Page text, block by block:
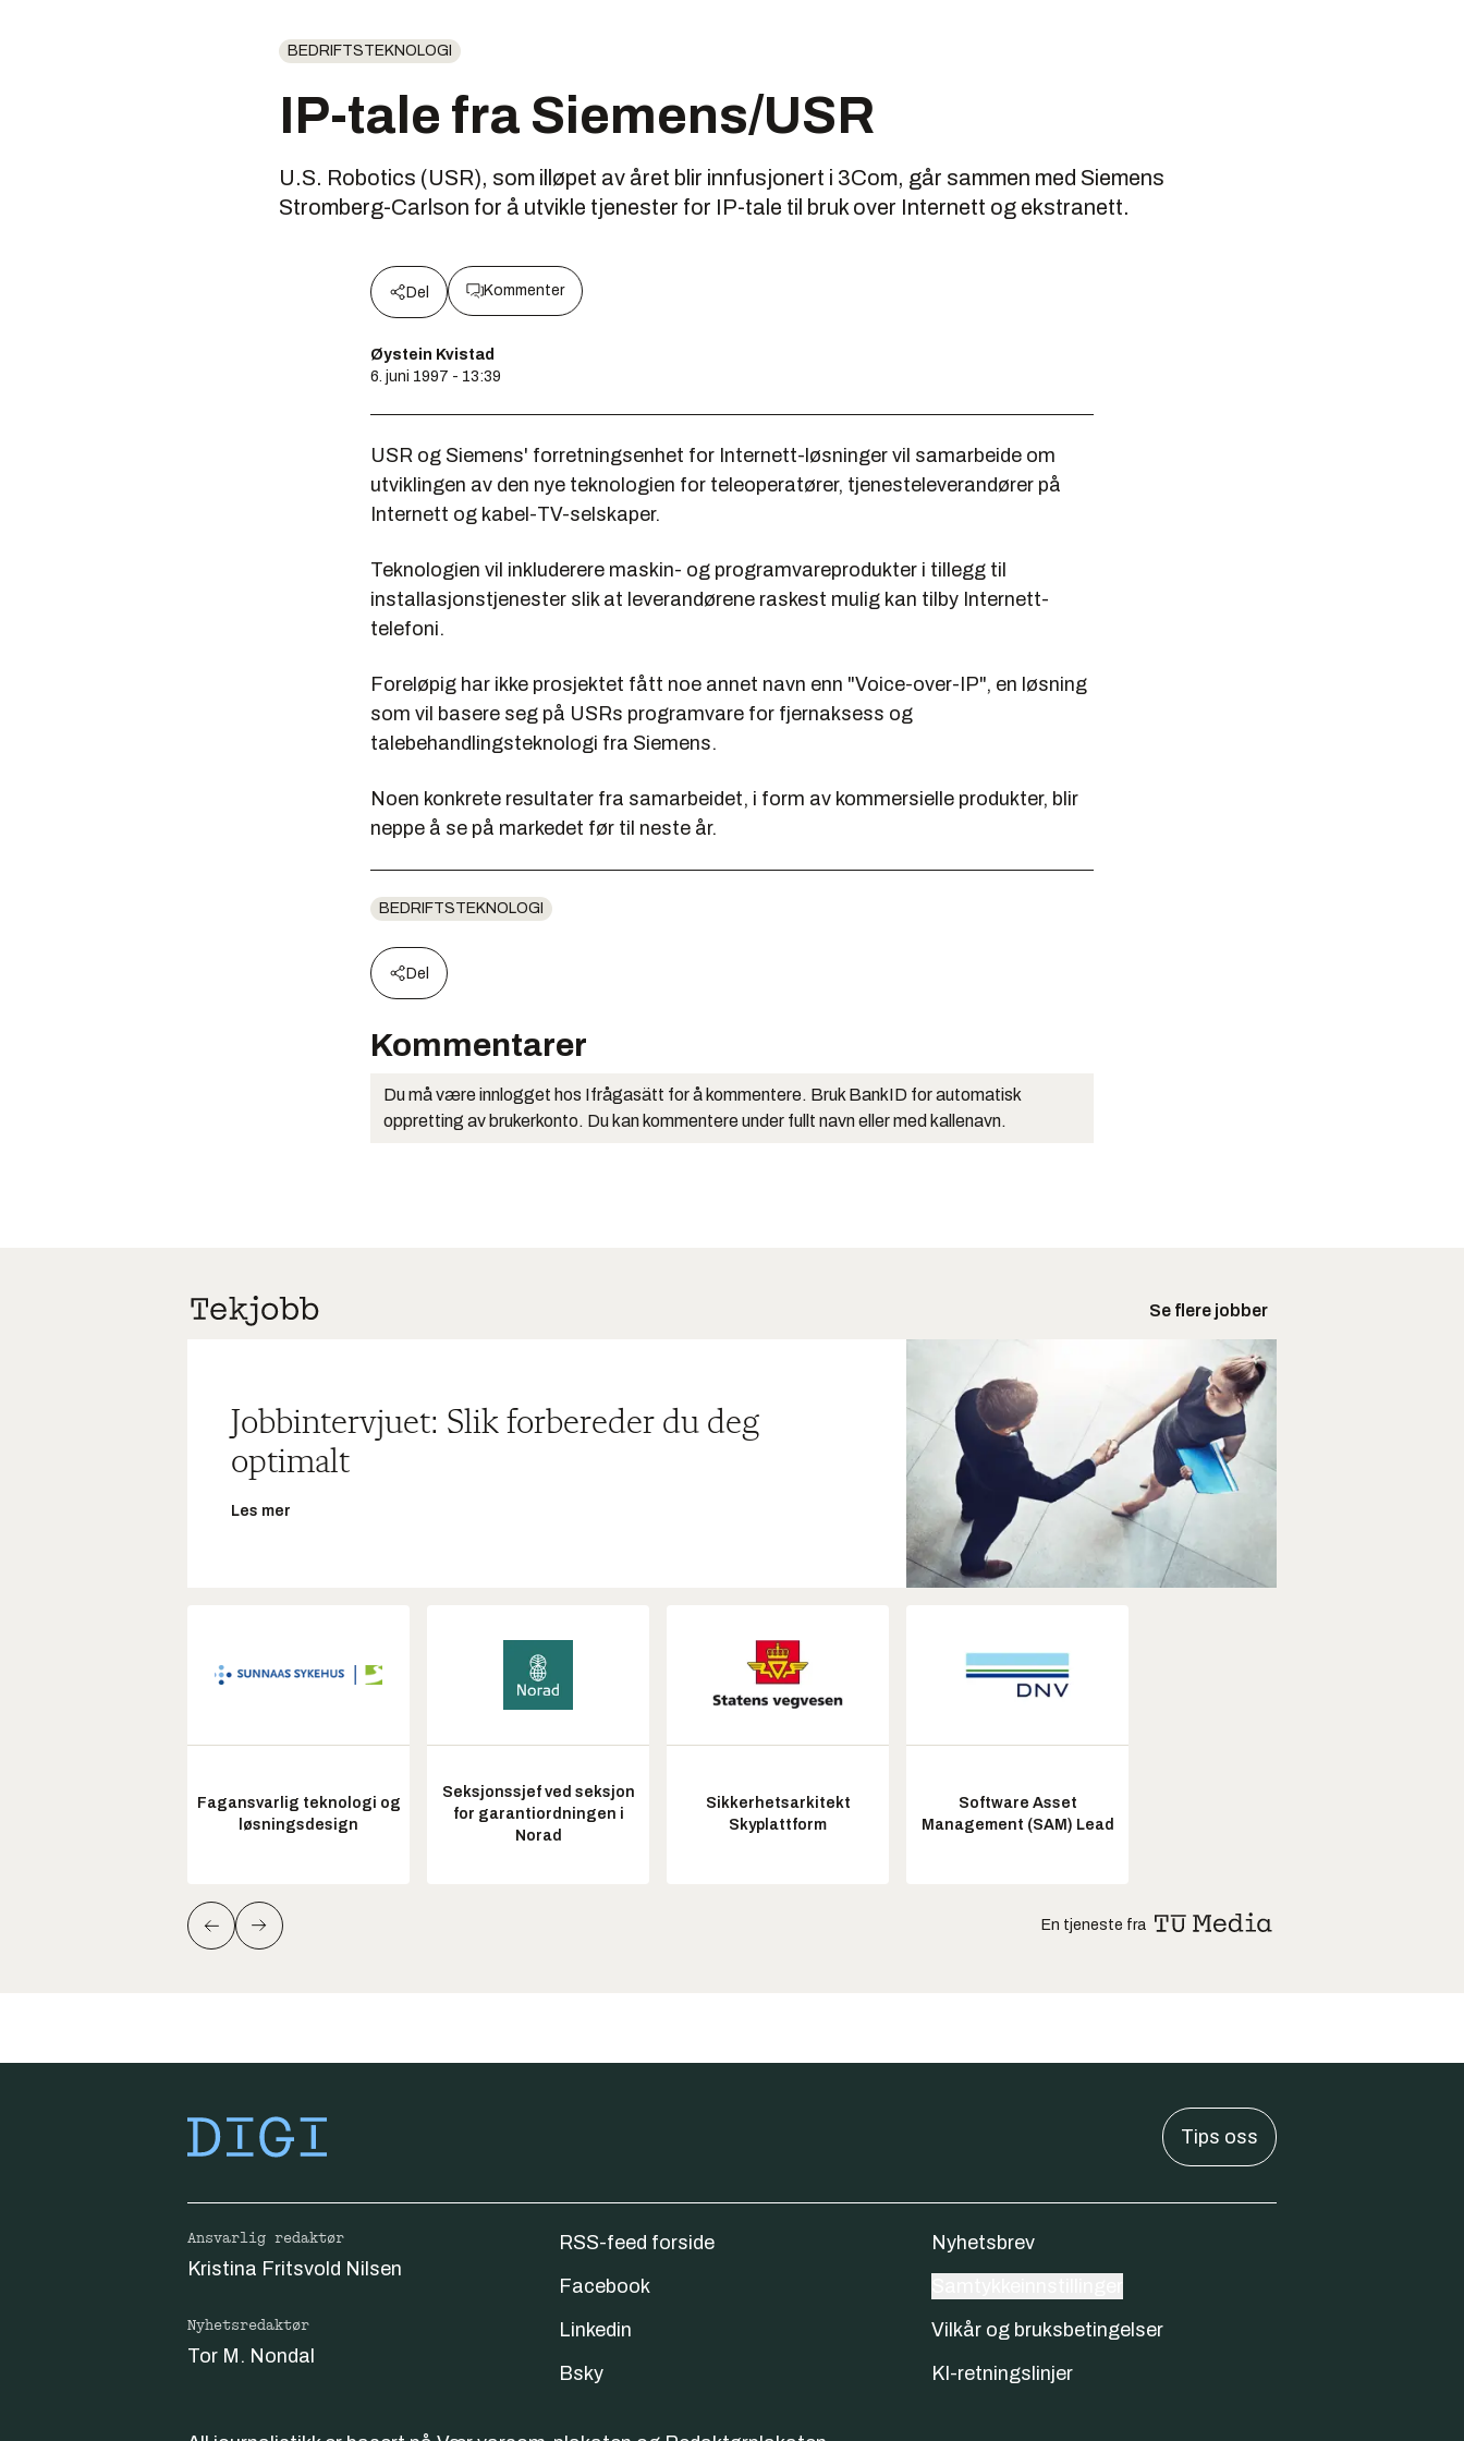
BEDRIFTSTEKNOLOGI
IP-tale fra Siemens/USR
U.S. Robotics (USR), som illøpet av året blir innfusjonert i 3Com, går sammen med Siemens
Stromberg-Carlson for å utvikle tjenester for IP-tale til bruk over Internett og ekstranett.
Del Kommenter
Øystein Kvistad
6. juni 1997 - 13:39
USR og Siemens' forretningsenhet for Internett-løsninger vil samarbeide om
utviklingen av den nye teknologien for teleoperatører, tjenesteleverandører på
Internett og kabel-TV-selskaper.
Teknologien vil inkluderere maskin- og programvareprodukter i tillegg til
installasjonstjenester slik at leverandørene raskest mulig kan tilby Internett-
telefoni.
Foreløpig har ikke prosjektet fått noe annet navn enn "Voice-over-IP", en løsning
som vil basere seg på USRs programvare for fjernaksess og
talebehandlingsteknologi fra Siemens.
Noen konkrete resultater fra samarbeidet, i form av kommersielle produkter, blir
neppe å se på markedet før til neste år.
BEDRIFTSTEKNOLOGI
Del
Kommentarer
Du må være innlogget hos Ifrågasätt for å kommentere. Bruk BankID for automatisk
oppretting av brukerkonto. Du kan kommentere under fullt navn eller med kallenavn.
Se flere jobber
Jobbintervjuet: Slik forbereder du deg
optimalt
Les mer
Fagansvarlig teknologi og
løsningsdesign
Seksjonssjef ved seksjon
for garantiordningen i
Norad
Sikkerhetsarkitekt
Skyplattform
Software Asset
Management (SAM) Lead
En tjeneste fra
Tips oss
Ansvarlig redaktør
Kristina Fritsvold Nilsen
Nyhetsredaktør
Tor M. Nondal
RSS-feed forside
Facebook
Linkedin
Bsky
Nyhetsbrev
Vilkår og bruksbetingelser
KI-retningslinjer